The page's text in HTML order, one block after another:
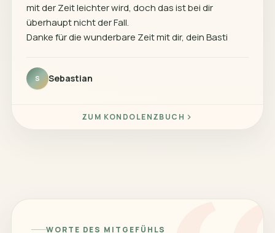
mit der Zeit leichter wird, doch das ist bei dir
überhaupt nicht der Fall.
Danke für die wunderbare Zeit mit dir, dein Basti
S Sebastian
ZUM KONDOLENZBUCH
WORTE DES MITGEFÜHLS